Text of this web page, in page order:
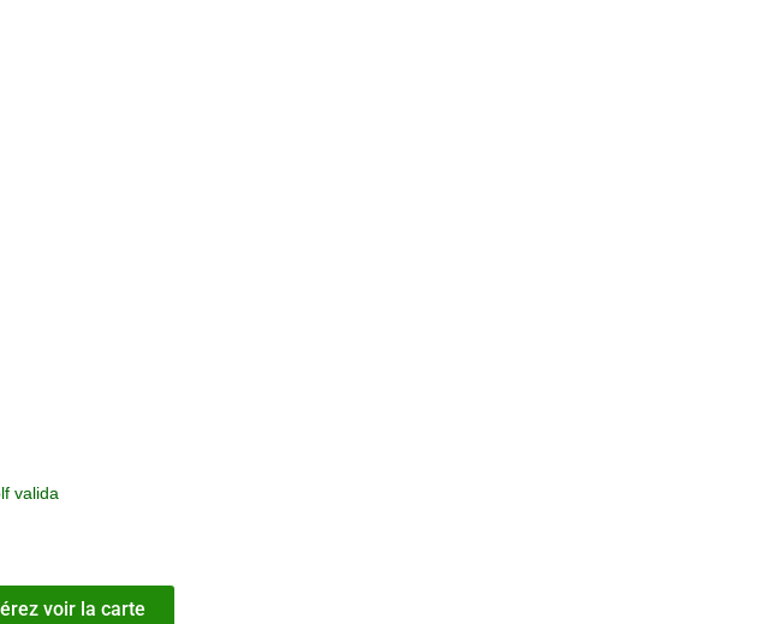
valida
voir la carte